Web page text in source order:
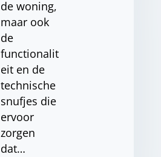
de woning,
maar ook
de
functionalit
eit en de
technische
snufjes die
ervoor
zorgen
dat…